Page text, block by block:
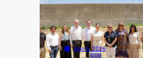
Ago 6, 2026